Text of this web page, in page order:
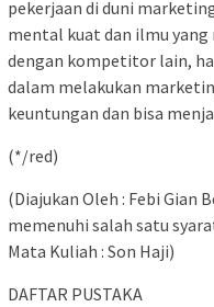
pekerjaan di duni
mental kuat dan ilmu
dengan kompetitor lain,
dalam melakukan
keuntungan dan bisa
(*/red)
(Diajukan Oleh : Febi Gian
memenuhi salah satu
Mata Kuliah : Son Haji)
DAFTAR PUSTAKA